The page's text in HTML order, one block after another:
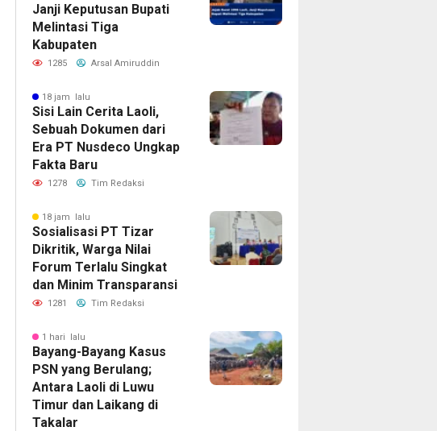
Janji Keputusan Bupati
Melintasi Tiga
Kabupaten
1285 Arsal Amiruddin
18 jam lalu
Sisi Lain Cerita Laoli,
Sebuah Dokumen dari
Era PT Nusdeco Ungkap
Fakta Baru
1278 Tim Redaksi
18 jam lalu
Sosialisasi PT Tizar
Dikritik, Warga Nilai
Forum Terlalu Singkat
dan Minim Transparansi
1281 Tim Redaksi
1 hari lalu
Bayang-Bayang Kasus
PSN yang Berulang;
Antara Laoli di Luwu
Timur dan Laikang di
Takalar